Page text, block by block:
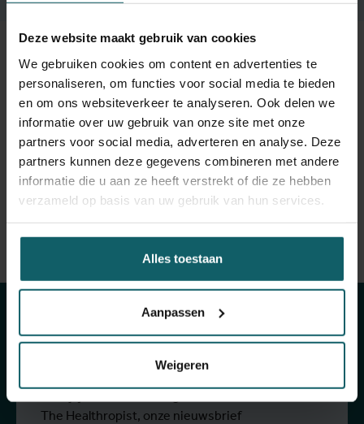
Deze website maakt gebruik van cookies
We gebruiken cookies om content en advertenties te
personaliseren, om functies voor social media te bieden
en om ons websiteverkeer te analyseren. Ook delen we
informatie over uw gebruik van onze site met onze
partners voor social media, adverteren en analyse. Deze
partners kunnen deze gegevens combineren met andere
informatie die u aan ze heeft verstrekt of die ze hebben
verzameld op basis van uw gebruik van hun services.
Alles toestaan
Aanpassen
Weigeren
Schrijf je in
Lees meer over het onderwerp en schrijf je in op de
Engelse eventpagina.
Spread the word! Deel dit evenement op Facebook
Bluesky
Linkedin
Blijf op de hoogte
van onze
activiteiten
The Healthropist, onze nieuwsbrief